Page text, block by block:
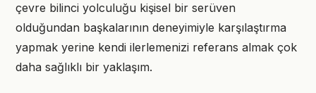
çevre bilinci yolculuğu kişisel bir serüven
olduğundan başkalarının deneyimiyle karşılaştırma
yapmak yerine kendi ilerlemenizi referans almak çok
daha sağlıklı bir yaklaşım.